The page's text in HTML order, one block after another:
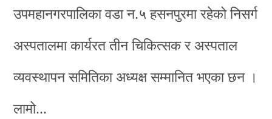
उपमहानगरपालिका वडा न.५ हसनपुरमा रहेको निसर्ग
अस्पतालमा कार्यरत तीन चिकित्सक र अस्पताल
व्यवस्थापन समितिका अध्यक्ष सम्मानित भएका छन ।
लामो…